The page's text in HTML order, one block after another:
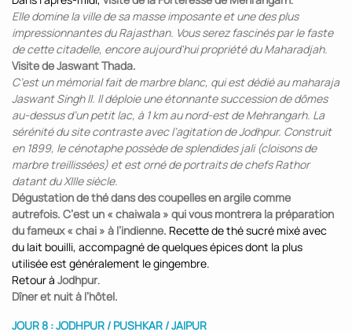
Elle domine la ville de sa masse imposante et une des plus
impressionnantes du Rajasthan. Vous serez fascinés par le faste
de cette citadelle, encore aujourd'hui propriété du Maharadjah.
Visite de Jaswant Thada.
C’est un mémorial fait de marbre blanc, qui est dédié au maharaja
Jaswant Singh II. Il déploie une étonnante succession de dômes
au-dessus d’un petit lac, à 1 km au nord-est de Mehrangarh. La
sérénité du site contraste avec l’agitation de Jodhpur. Construit
en 1899, le cénotaphe possède de splendides jali (cloisons de
marbre treillissées) et est orné de portraits de chefs Rathor
datant du XIIIe siècle.
Dégustation de thé dans des coupelles en argile comme
autrefois. C’est un « chaiwala » qui vous montrera la préparation
du fameux « chai » à l’indienne. Recette de thé sucré mixé avec
du lait bouilli, accompagné de quelques épices dont la plus
utilisée est généralement le gingembre.
Retour à Jodhpur.
Dîner et nuit à l’hôtel.
JOUR 8 : JODHPUR / PUSHKAR / JAIPUR